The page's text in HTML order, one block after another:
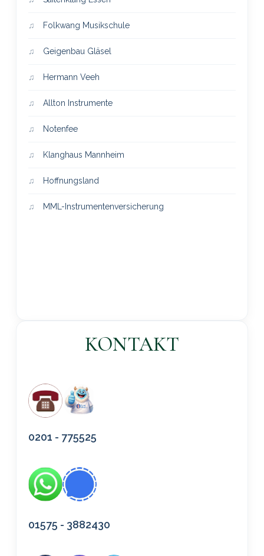
Folkwang Musikschule
Geigenbau Gläsel
Hermann Veeh
Allton Instrumente
Notenfee
Klanghaus Mannheim
Hoffnungsland
MML-Instrumentenversicherung
KONTAKT
0201 - 775525
01575 - 3882430